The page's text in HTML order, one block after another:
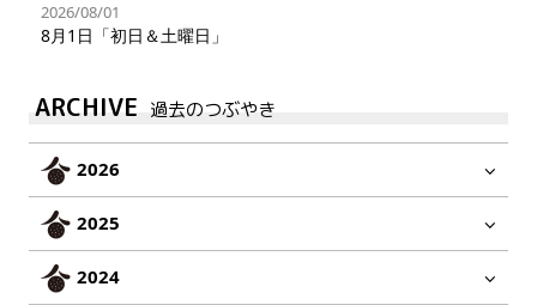
2026/08/01
8月1日「初日＆土曜日」
ARCHIVE 過去のつぶやき
2026
2025
2024